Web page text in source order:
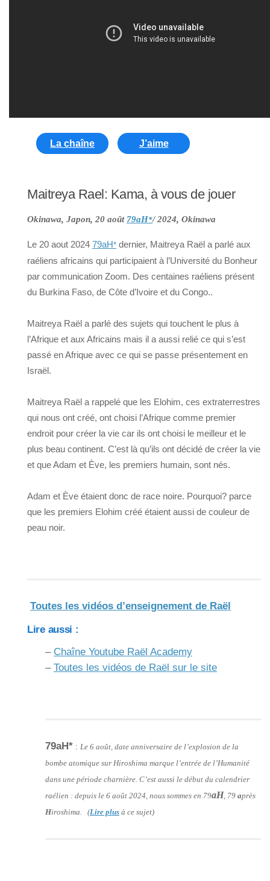
La chaîne J’aime
Maitreya Rael: Kama, à vous de jouer
Okinawa, Japon, 20 août 79aH*/ 2024, Okinawa
Le 20 aout 2024 79aH* dernier, Maitreya Raël a parlé aux
raéliens africains qui participaient à l’Université du Bonheur
par communication Zoom. Des centaines raéliens présent
du Burkina Faso, de Côte d’Ivoire et du Congo..
Maitreya Raël a parlé des sujets qui touchent le plus à
l’Afrique et aux Africains mais il a aussi relié ce qui s’est
passé en Afrique avec ce qui se passe présentement en
Israël.
Maitreya Raël a rappelé que les Elohim, ces extraterrestres
qui nous ont créé, ont choisi l’Afrique comme premier
endroit pour créer la vie car ils ont choisi le meilleur et le
plus beau continent. C’est là qu’ils ont décidé de créer la vie
et que Adam et Ève, les premiers humain, sont nés.
Adam et Ève étaient donc de race noire. Pourquoi? parce
que les premiers Elohim créé étaient aussi de couleur de
peau noir.
Toutes les vidéos d’enseignement de Raël
Lire aussi :
– Chaîne Youtube Raël Academy
– Toutes les vidéos de Raël sur le site
79aH* : Le 6 août, date anniversaire de l’explosion de la
bombe atomique sur Hiroshima marque l’entrée de l’Humanité
dans une période charnière. C’est aussi le début du calendrier
raélien : depuis le 6 août 2024, nous sommes en 79aH, 79 après
Hiroshima. (Lire plus à ce sujet)